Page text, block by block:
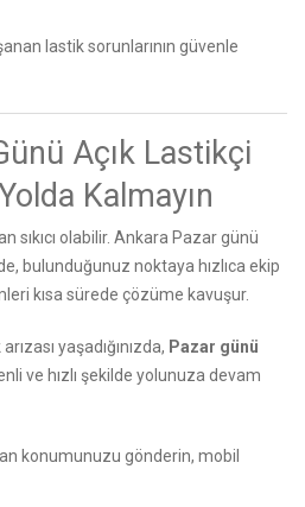
lastik sorunlarının güvenle
Açık Lastikçi
Kalmayın
sıkıcı olabilir. Ankara Pazar günü
bulunduğunuz noktaya hızlıca ekip
kısa sürede çözüme kavuşur.
yaşadığınızda, Pazar günü
ve hızlı şekilde yolunuza devam
konumunuzu gönderin, mobil